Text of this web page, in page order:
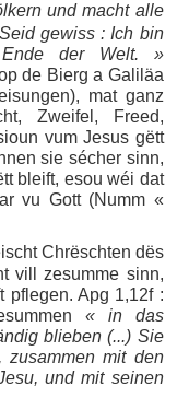
und macht alle
gewiss : Ich bin
der Welt. »
de Bierg a Galiläa
mat ganz
Zweifel, Freed,
vum Jesus gëtt
sie sécher sinn,
bleift, esou wéi dat
vu Gott (Numm «
Chrëschten dës
vill zesumme sinn,
pflegen. Apg 1,12f :
« in das
blieben (...) Sie
zusammen mit den
und mit seinen